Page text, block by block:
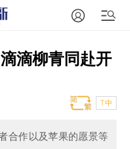
滴柳青同赴开
T中
合作以及苹果的愿景等